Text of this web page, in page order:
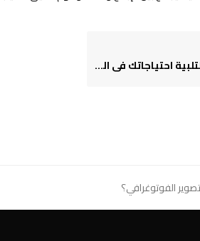
في التصوير الفوتوغرافي؟
الفوتوغرافي؟